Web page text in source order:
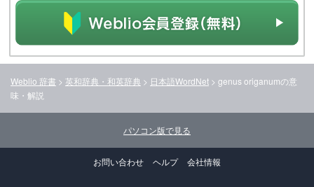
Weblio 辞書 > 英和辞典・和英辞典 > 日本語WordNet > genus origanumの意
味・解説
パソコン版で見る
お問い合わせ ヘルプ 会社情報